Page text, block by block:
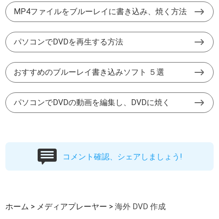
MP4ファイルをブルーレイに書き込み、焼く方法
パソコンでDVDを再生する方法
おすすめのブルーレイ書き込みソフト ５選
パソコンでDVDの動画を編集し、DVDに焼く
コメント確認、シェアしましょう!
ホーム メディアプレーヤー 海外 DVD 作成